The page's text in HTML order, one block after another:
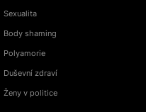
Sexualita
Body shaming
Polyamorie
Duševní zdraví
Ženy v politice